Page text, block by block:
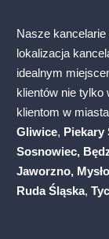
Nasze
lokalizacja
idealnym
klientów nie tylko
klientom w
Gliwice, Piekary
Sosnowiec,
Jaworzno,
Ruda Śląska,